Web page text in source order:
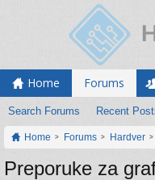
Home Forums
Search Forums Recent
Home Forums Hardver
Preporuke za